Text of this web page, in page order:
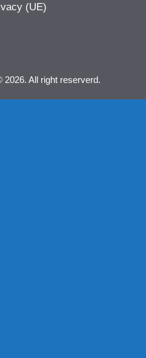
(UE)
All right reserverd.